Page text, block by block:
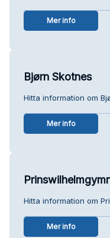
Mer info
Bjørn Skotnes
Hitta information om
Mer info
Hitta information om
Mer info